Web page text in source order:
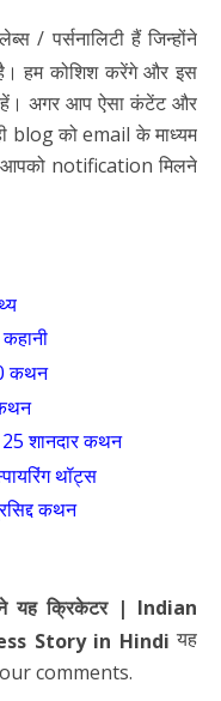
/ पर्सनालिटी हैं जिन्होंने
हम कोशिश करेंगे और इस
अगर आप ऐसा कंटेंट और
blog को email के माध्यम
notification मिलने
कथन
25 शानदार कथन
थॉट्स
कथन
यह क्रिकेटर | Indian
Story in Hindi यह
comments.